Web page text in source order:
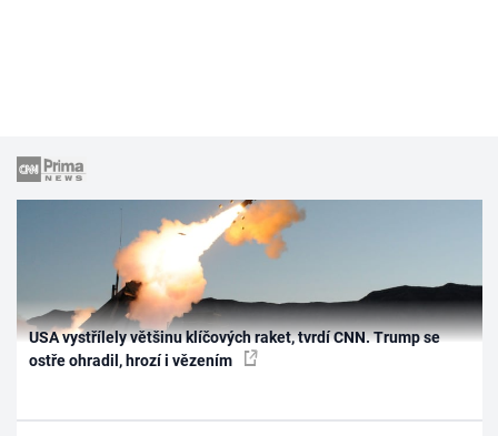
USA vystřílely většinu klíčových raket, tvrdí CNN. Trump se
ostře ohradil, hrozí i vězením